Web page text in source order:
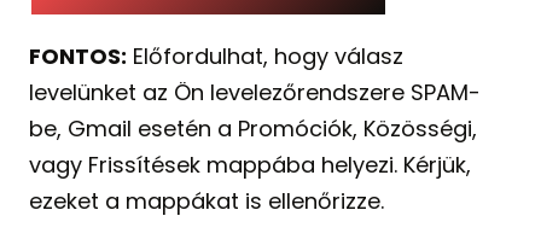
FONTOS: Előfordulhat, hogy válasz
levelünket az Ön levelezőrendszere SPAM-
be, Gmail esetén a Promóciók, Közösségi,
vagy Frissítések mappába helyezi. Kérjük,
ezeket a mappákat is ellenőrizze.